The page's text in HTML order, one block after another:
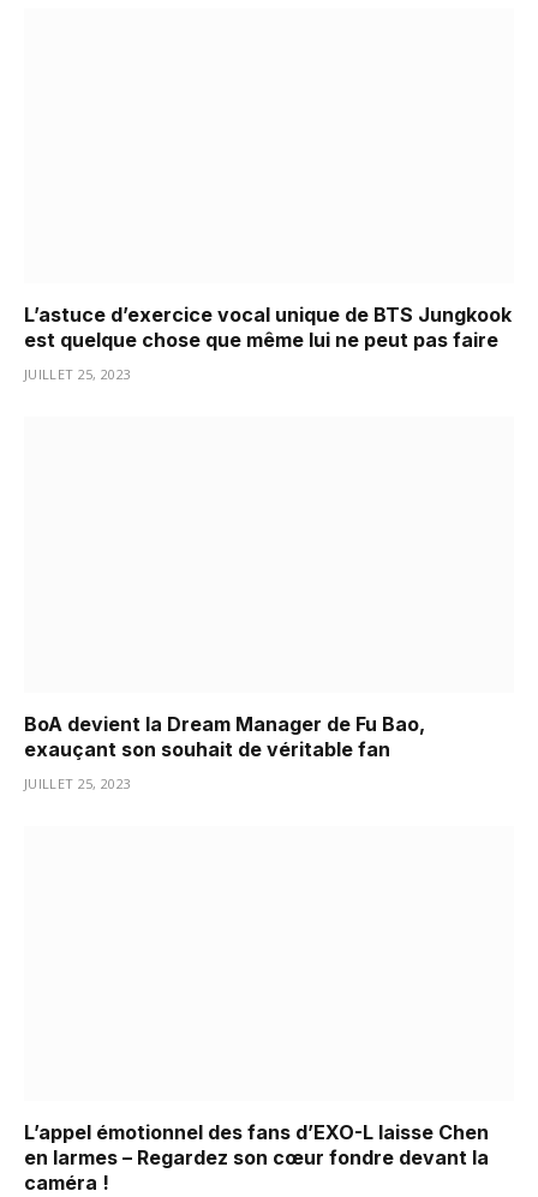
L’astuce d’exercice vocal unique de BTS Jungkook
est quelque chose que même lui ne peut pas faire
JUILLET 25, 2023
BoA devient la Dream Manager de Fu Bao,
exauçant son souhait de véritable fan
JUILLET 25, 2023
L’appel émotionnel des fans d’EXO-L laisse Chen
en larmes – Regardez son cœur fondre devant la
caméra !